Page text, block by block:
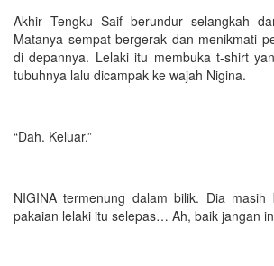
Akhir Tengku Saif berundur selangkah
Matanya sempat bergerak dan menikmati
di depannya. Lelaki itu membuka t-shirt
tubuhnya lalu dicampak ke wajah Nigina.
“Dah. Keluar.”
NIGINA termenung dalam bilik. Dia masih
pakaian lelaki itu selepas… Ah, baik jangan